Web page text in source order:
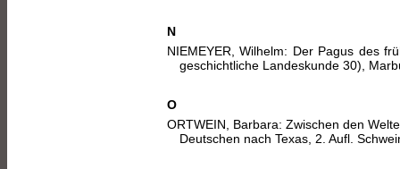
N
NIEMEYER, Wilhelm: Der Pagus des
geschichtliche Landeskunde 30),
O
ORTWEIN, Barbara: Zwischen den
Deutschen nach Texas, 2. Aufl.